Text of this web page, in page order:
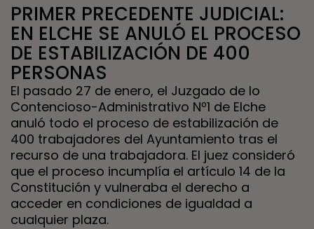
PRIMER PRECEDENTE JUDICIAL:
EN ELCHE SE ANULÓ EL PROCESO
DE ESTABILIZACIÓN DE 400
PERSONAS
El pasado 27 de enero, el Juzgado de lo
Contencioso-Administrativo Nº1 de Elche
anuló todo el proceso de estabilización de
400 trabajadores del Ayuntamiento tras el
recurso de una trabajadora. El juez consideró
que el proceso incumplía el artículo 14 de la
Constitución y vulneraba el derecho a
acceder en condiciones de igualdad a
cualquier plaza.